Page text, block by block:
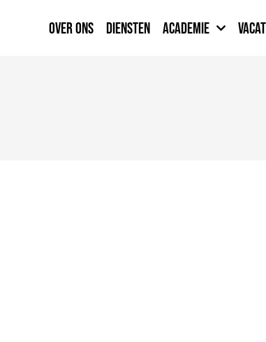
OVER ONS DIENSTEN ACADEMIE